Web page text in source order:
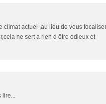
climat actuel ,au lieu de vous
ne sert a rien d être odieux et